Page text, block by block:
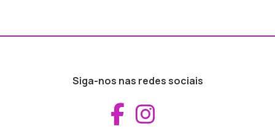
Siga-nos nas redes sociais
Aceder ao